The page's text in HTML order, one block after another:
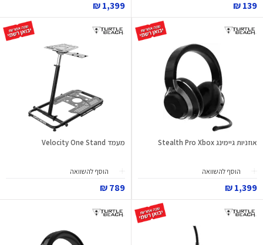
139 ₪
1,399 ₪
אוזניות גיימינג Stealth Pro Xbox
הוסף להשוואה
1,399 ₪
מעמד Velocity One Stand
הוסף להשוואה
789 ₪